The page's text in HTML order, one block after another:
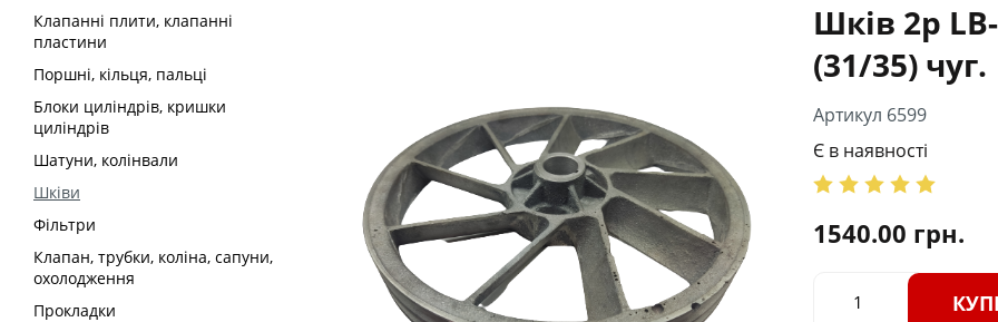
Клапанні плити, клапанні
пластини
Поршні, кільця, пальці
Блоки циліндрів, кришки
циліндрів
Шатуни, колінвали
Шківи
Фільтри
Клапан, трубки, коліна, сапуни,
охолодження
Прокладки
Шків 2р
(31/35) чуг.
Артикул 6599
Є в наявності
1540.00 грн.